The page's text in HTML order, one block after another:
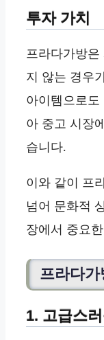
투자 가치
프라다가방
지 않는 경우
아이템으로
아 중고 시장
습니다.
이와 같이 프
넘어 문화적
장에서 중요
프라다가
1. 고급스